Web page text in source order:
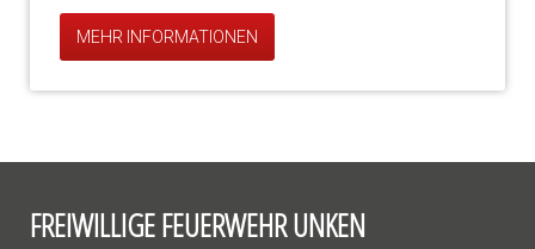
MEHR INFORMATIONEN
FREIWILLIGE FEUERWEHR UNKEN